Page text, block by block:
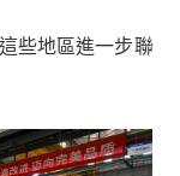
些地區進一步聯